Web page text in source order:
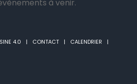
à venir.
4.0 CONTACT
CALENDRIER